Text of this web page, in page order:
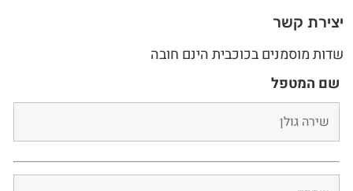
יצירת קשר
שדות מוסמנים בכוכבית הינם חובה
שם המטפל